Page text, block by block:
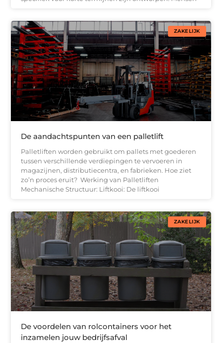
ZAKELIJK
De aandachtspunten van een palletlift
Palletliften worden gebruikt om pallets met goederen
tussen verschillende verdiepingen te vervoeren in
magazijnen, distributiecentra, en fabrieken. Hoe ziet
zo’n proces eruit? Werking van Palletliften
Mechanische Structuur: Liftkooi: De liftkooi
ZAKELIJK
De voordelen van rolcontainers voor het
inzamelen jouw bedrijfsafval